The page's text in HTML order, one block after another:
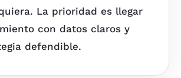
La prioridad es llegar
con datos claros y
defendible.